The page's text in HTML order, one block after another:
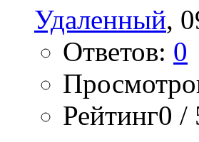
Удаленный,
Ответов: 0
Рейтинг0 /